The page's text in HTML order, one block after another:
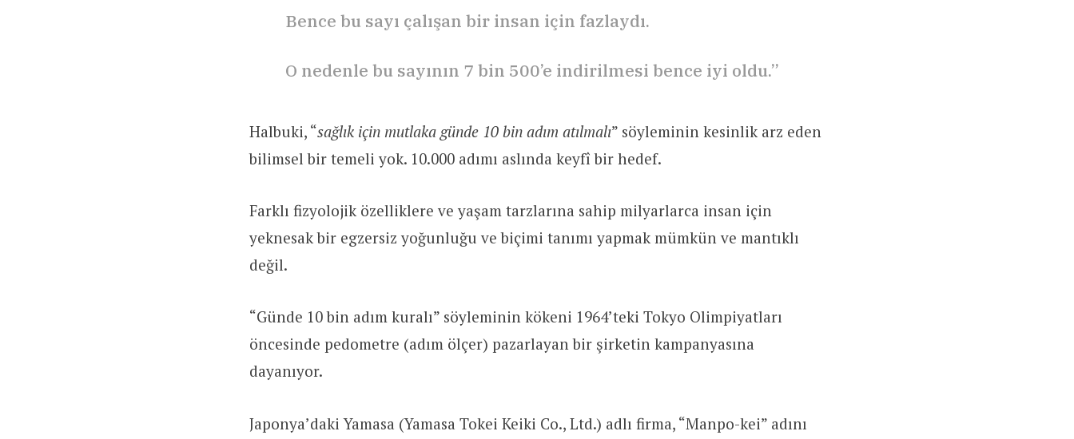
Bence bu sayı çalışan bir insan için fazlaydı.
O nedenle bu sayının 7 bin 500’e indirilmesi bence iyi oldu.”
Halbuki, “sağlık için mutlaka günde 10 bin adım atılmalı” söyleminin kesinlik arz eden
bilimsel bir temeli yok. 10.000 adımı aslında keyfî bir hedef.
Farklı fizyolojik özelliklere ve yaşam tarzlarına sahip milyarlarca insan için
yeknesak bir egzersiz yoğunluğu ve biçimi tanımı yapmak mümkün ve mantıklı
değil.
“Günde 10 bin adım kuralı” söyleminin kökeni 1964’teki Tokyo Olimpiyatları
öncesinde pedometre (adım ölçer) pazarlayan bir şirketin kampanyasına
dayanıyor.
Japonya’daki Yamasa (Yamasa Tokei Keiki Co., Ltd.) adlı firma, “Manpo-kei” adını